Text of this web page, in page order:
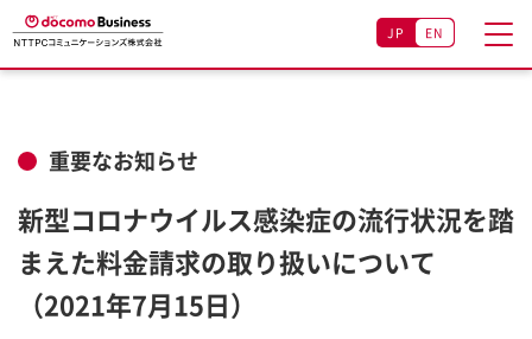
JP EN
重要なお知らせ
新型コロナウイルス感染症の流行状況を踏
まえた料金請求の取り扱いについて
（2021年7月15日）